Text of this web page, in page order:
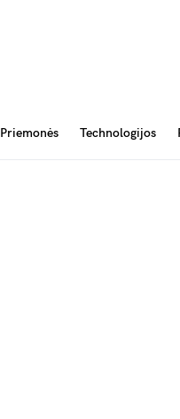
Priemonės Technologijos